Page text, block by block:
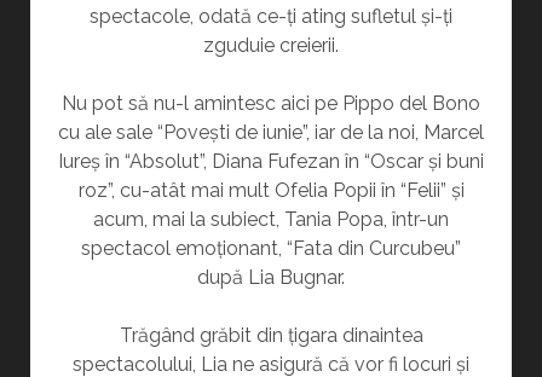
spectacole, odată ce-ți ating sufletul și-ți
zguduie creierii.
Nu pot să nu-l amintesc aici pe Pippo del Bono
cu ale sale “Povești de iunie”, iar de la noi, Marcel
Iureș în “Absolut”, Diana Fufezan în “Oscar și buni
roz”, cu-atât mai mult Ofelia Popii în “Felii” și
acum, mai la subiect, Tania Popa, într-un
spectacol emoționant, “Fata din Curcubeu”
după Lia Bugnar.
Trăgând grăbit din țigara dinaintea
spectacolului, Lia ne asigură că vor fi locuri și